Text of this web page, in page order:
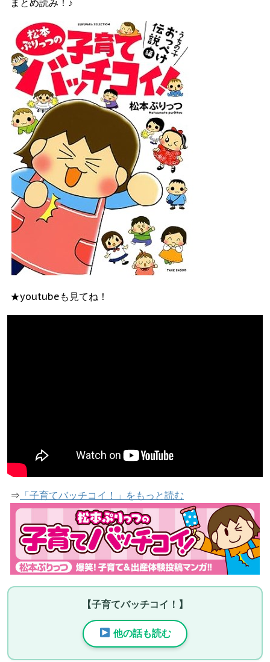
まとめ読み！♪
★youtubeも見てね！
⇒ 「子育てバッチコイ！」をもっと読む
【子育てバッチコイ！】
他の話も読む